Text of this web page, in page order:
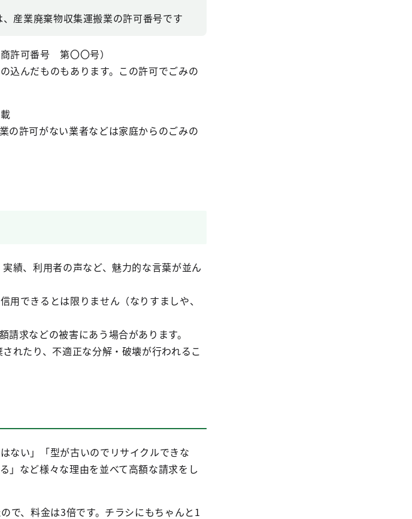
産業廃棄物収集運搬業の許可番号です
許可番号 第〇〇号）
込んだものもあります。この許可でごみの
の許可がない業者などは家庭からのごみの
績、利用者の声など、魅力的な言葉が並ん
できるとは限りません（なりすましや、
求などの被害にあう場合があります。
れたり、不適正な分解・破壊が行われるこ
ない」「型が古いのでリサイクルできな
」など様々な理由を並べて高額な請求をし
で、料金は3倍です。チラシにもちゃんと1